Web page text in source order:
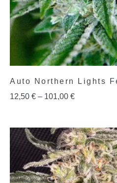
Auto Northern Lights
12,50 € – 101,00 €